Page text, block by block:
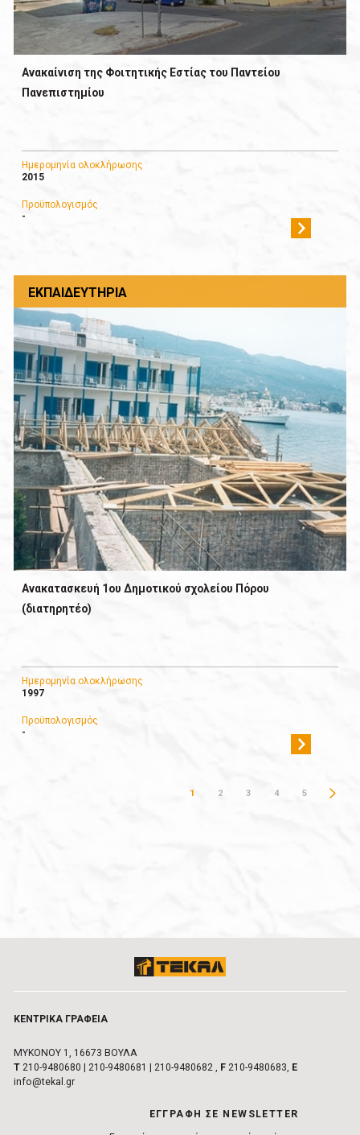
Ανακαίνιση της Φοιτητικής Εστίας του Παντείου
Πανεπιστημίου
Ημερομηνία ολοκλήρωσης
2015
Προϋπολογισμός
-
ΕΚΠΑΙΔΕΥΤΉΡΙΑ
Ανακατασκευή 1oυ Δημοτικού σχολείου Πόρου
(διατηρητέο)
Ημερομηνία ολοκλήρωσης
1997
Προϋπολογισμός
-
1 2 3 4 5
ΚΕΝΤΡΙΚA ΓΡΑΦΕIΑ
ΜΥΚΟΝΟΥ 1, 16673 ΒΟΥΛA
Τ 210-9480680 210-9480681 210-9480682, F210-9480683, E
info@tekal.gr
EΓΓΡΑΦΗ ΣΕ NEWSLETTER